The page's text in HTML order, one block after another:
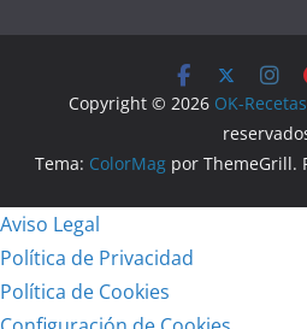
Copyright © 2026 OK-Recetas
Tema: ColorMagpor ThemeGrill.
Aviso Legal
Política de Privacidad
Política de Cookies